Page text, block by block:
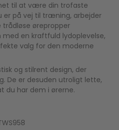
til at være din trofaste
er på vej til træning, arbejder
trådløse ørepropper
en kraftfuld lydoplevelse,
valg for den moderne
og stilrent design, der
De er desuden utroligt lette,
du har dem i ørerne.